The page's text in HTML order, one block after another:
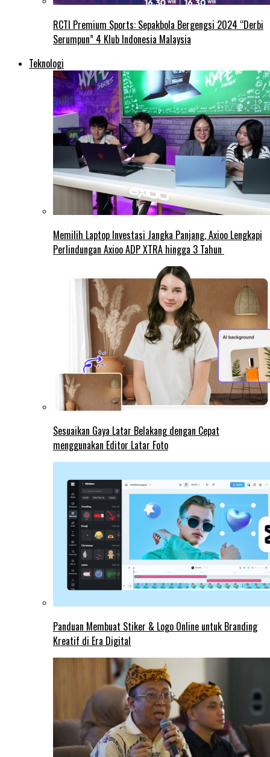
RCTI Premium Sports: Sepakbola Bergengsi 2024 “Derbi
Serumpun” 4 Klub Indonesia Malaysia
Teknologi
Memilih Laptop Investasi Jangka Panjang, Axioo Lengkapi
Perlindungan Axioo ADP XTRA hingga 3 Tahun
Sesuaikan Gaya Latar Belakang dengan Cepat
menggunakan Editor Latar Foto
Panduan Membuat Stiker & Logo Online untuk Branding
Kreatif di Era Digital